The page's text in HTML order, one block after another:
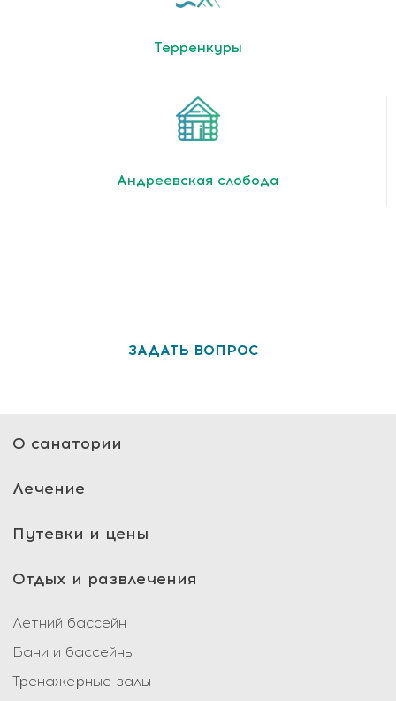
Терренкуры
Андреевская слобода
ЗАДАТЬ ВОПРОС
О санатории
Лечение
Путевки и цены
Отдых и развлечения
Летний бассейн
Бани и бассейны
Тренажерные залы